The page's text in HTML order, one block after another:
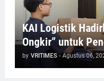
KAI Logistik
Ongkir” untuk
by VRITIMES - Agustus 06,